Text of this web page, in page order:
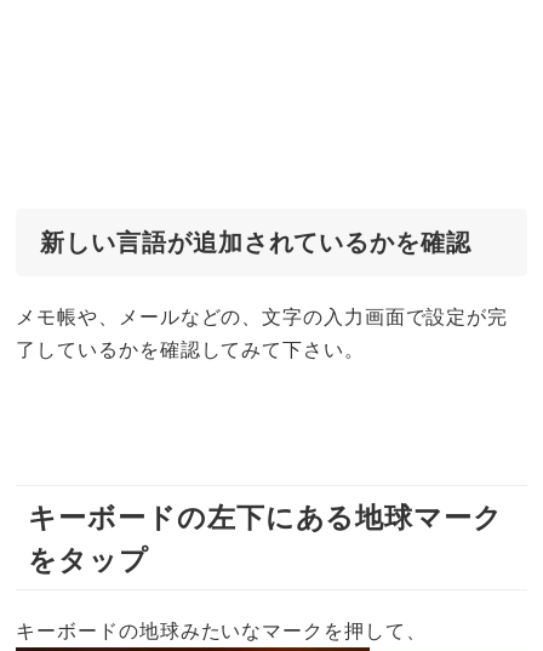
新しい言語が追加されているかを確認
メモ帳や、メールなどの、文字の入力画面で設定が完
了しているかを確認してみて下さい。
キーボードの左下にある地球マーク
をタップ
キーボードの地球みたいなマークを押して、